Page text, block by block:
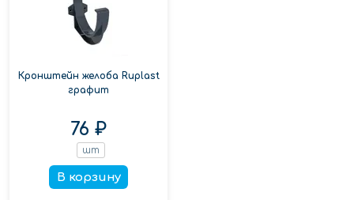
Кронштейн желоба Ruplast
графит
76 ₽
шт
В корзину